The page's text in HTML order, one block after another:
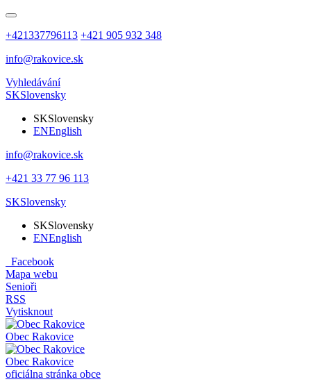
+421337796113 +421 905 932 348
info@rakovice.sk
Vyhledávání
SKSlovensky
SKSlovensky
ENEnglish
info@rakovice.sk
+421 33 77 96 113
SKSlovensky
SKSlovensky
ENEnglish
Facebook
Mapa webu
Senioři
RSS
Vytisknout
Obec Rakovice
Obec Rakovice
oficiálna stránka obce